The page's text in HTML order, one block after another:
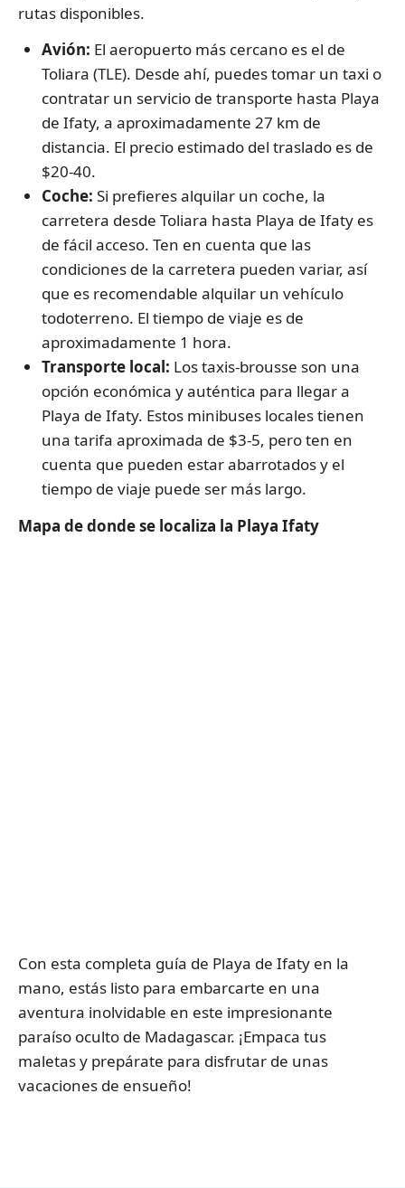
rutas disponibles.
Avión: El aeropuerto más cercano es el de
Toliara (TLE). Desde ahí, puedes tomar un taxi o
contratar un servicio de transporte hasta Playa
de Ifaty, a aproximadamente 27 km de
distancia. El precio estimado del traslado es de
$20-40.
Coche: Si prefieres alquilar un coche, la
carretera desde Toliara hasta Playa de Ifaty es
de fácil acceso. Ten en cuenta que las
condiciones de la carretera pueden variar, así
que es recomendable alquilar un vehículo
todoterreno. El tiempo de viaje es de
aproximadamente 1 hora.
Transporte local: Los taxis-brousse son una
opción económica y auténtica para llegar a
Playa de Ifaty. Estos minibuses locales tienen
una tarifa aproximada de $3-5, pero ten en
cuenta que pueden estar abarrotados y el
tiempo de viaje puede ser más largo.
Mapa de donde se localiza la Playa Ifaty
Con esta completa guía de Playa de Ifaty en la
mano, estás listo para embarcarte en una
aventura inolvidable en este impresionante
paraíso oculto de Madagascar. ¡Empaca tus
maletas y prepárate para disfrutar de unas
vacaciones de ensueño!